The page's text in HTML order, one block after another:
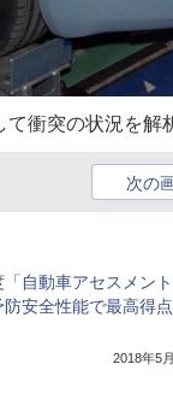
衝突の状況を解
次の
自動車アセスメント
安全性能で最高得点
2018年5